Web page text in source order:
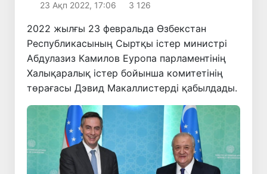
23 Ақп 2022, 17:06
3 126
2022 жылғы 23 февральда Өзбекстан
Республикасының Сыртқы істер министрі
Абдулазиз Камилов Еуропа парламентінің
Халықаралық істер бойынша комитетінің
төрағасы Дэвид Макаллистерді қабылдады.